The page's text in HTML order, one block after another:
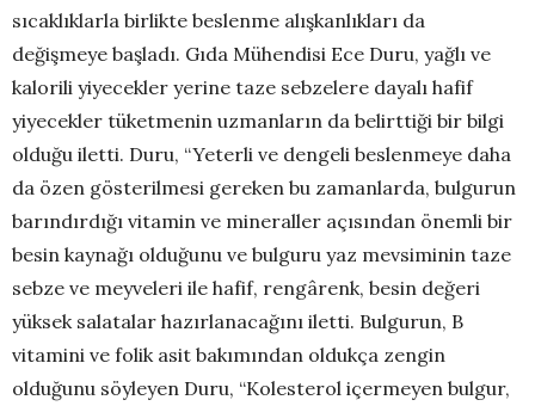
sıcaklıklarla birlikte beslenme alışkanlıkları da
değişmeye başladı. Gıda Mühendisi Ece Duru, yağlı ve
kalorili yiyecekler yerine taze sebzelere dayalı hafif
yiyecekler tüketmenin uzmanların da belirttiği bir bilgi
olduğu iletti. Duru, “Yeterli ve dengeli beslenmeye daha
da özen gösterilmesi gereken bu zamanlarda, bulgurun
barındırdığı vitamin ve mineraller açısından önemli bir
besin kaynağı olduğunu ve bulguru yaz mevsiminin taze
sebze ve meyveleri ile hafif, rengârenk, besin değeri
yüksek salatalar hazırlanacağını iletti. Bulgurun, B
vitamini ve folik asit bakımından oldukça zengin
olduğunu söyleyen Duru, “Kolesterol içermeyen bulgur,